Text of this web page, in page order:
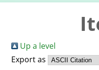
Up a level
Export as